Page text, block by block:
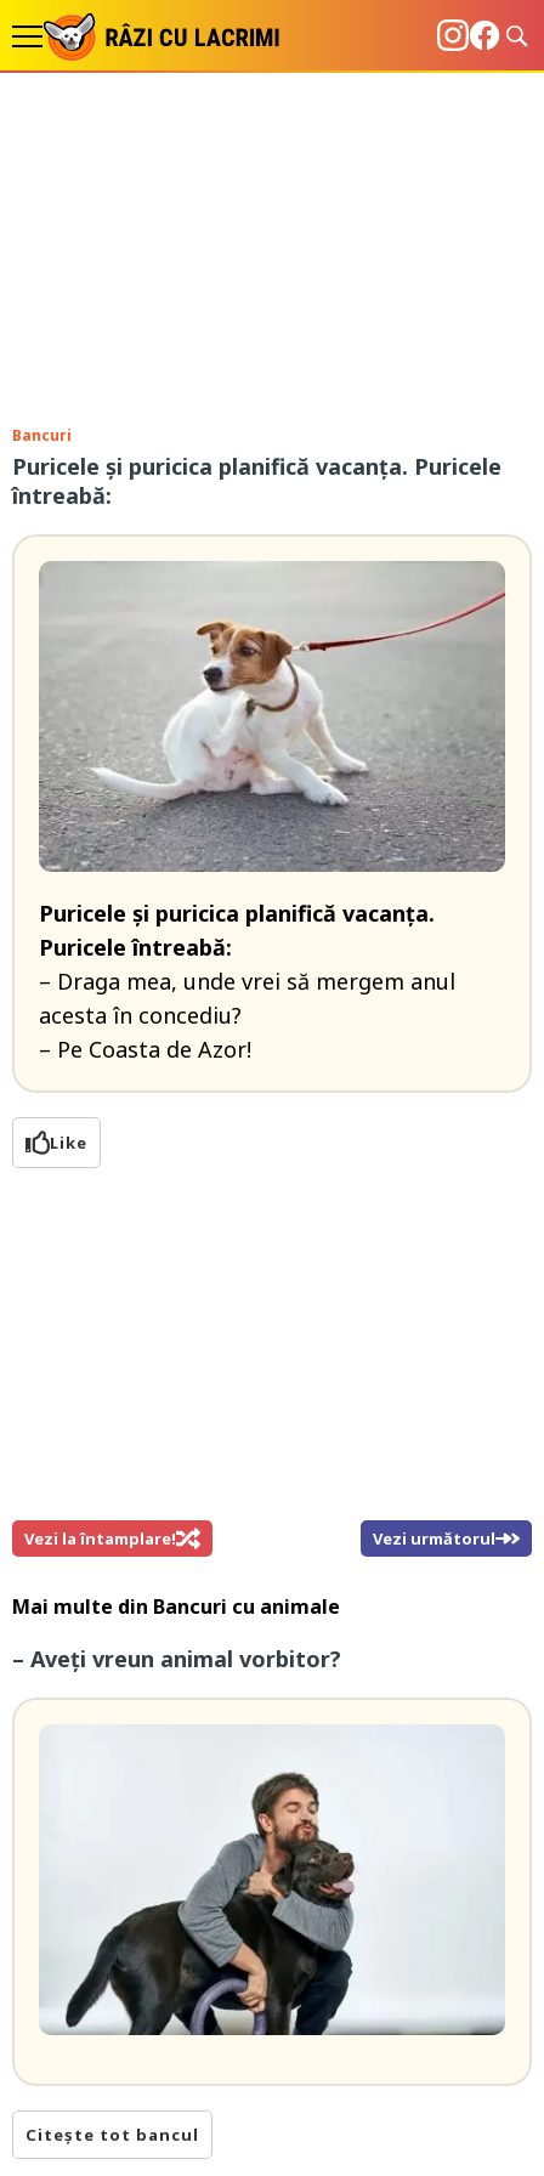
Bancuri
Puricele şi puricica planifică vacanţa. Puricele
întreabă:
Puricele şi puricica planifică vacanţa.
Puricele întreabă:
– Draga mea, unde vrei să mergem anul
acesta în concediu?
– Pe Coasta de Azor!
Like
Vezi la întamplare! Vezi următorul
Mai multe din Bancuri cu animale
– Aveți vreun animal vorbitor?
Citește tot bancul